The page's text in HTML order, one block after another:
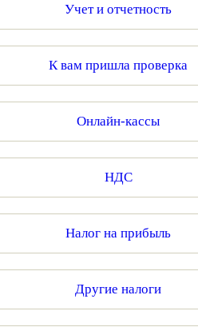
Учет и отчетность
К вам пришла проверка
Онлайн-кассы
НДС
Налог на прибыль
Другие налоги